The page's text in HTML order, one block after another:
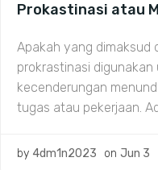
Prokastinasi atau
Apakah yang dimaksud
prokrastinasi
kecenderungan
tugas atau pekerjaan.
by 4dm1n2023 on Jun 3